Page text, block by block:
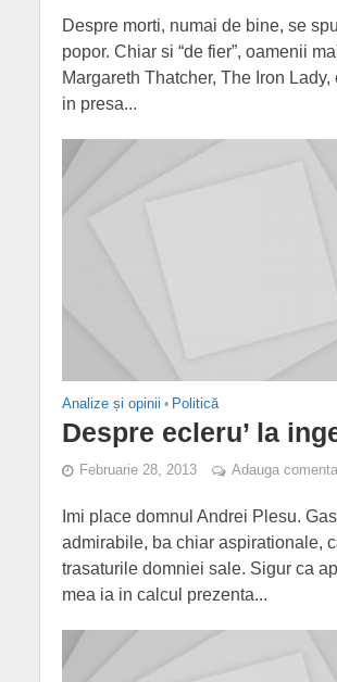
Despre morti, numai de bine, se
popor. Chiar si “de fier”, oamenii
Margareth Thatcher, The Iron Lady,
in presa...
Analize și opinii • Politică
Despre ecleru’ la
Februarie 28, 2013 Adauga
Imi place domnul Andrei Plesu.
admirabile, ba chiar aspirationale,
trasaturile domniei sale. Sigur ca
mea ia in calcul prezenta...